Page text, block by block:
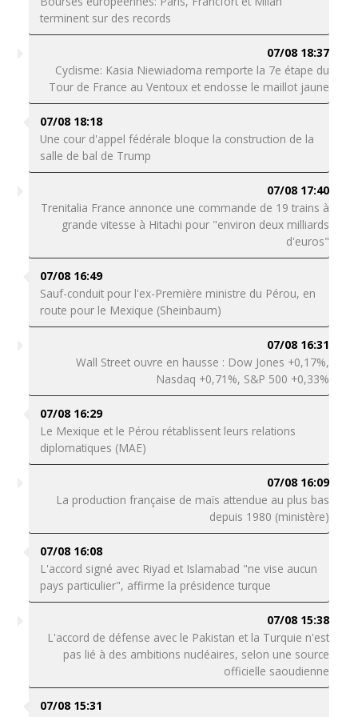
terminent sur des records
07/08 18:37
Cyclisme: Kasia Niewiadoma remporte la 7e étape du
Tour de France au Ventoux et endosse le maillot jaune
07/08 18:18
Une cour d'appel fédérale bloque la construction de la
salle de bal de Trump
07/08 17:40
Trenitalia France annonce une commande de 19 trains à
grande vitesse à Hitachi pour "environ deux milliards
d'euros"
07/08 16:49
Sauf-conduit pour l'ex-Première ministre du Pérou, en
route pour le Mexique (Sheinbaum)
07/08 16:31
Wall Street ouvre en hausse : Dow Jones +0,17%,
Nasdaq +0,71%, S&P 500 +0,33%
07/08 16:29
Le Mexique et le Pérou rétablissent leurs relations
diplomatiques (MAE)
07/08 16:09
La production française de maïs attendue au plus bas
depuis 1980 (ministère)
07/08 16:08
L'accord signé avec Riyad et Islamabad "ne vise aucun
pays particulier", affirme la présidence turque
07/08 15:38
L'accord de défense avec le Pakistan et la Turquie n'est
pas lié à des ambitions nucléaires, selon une source
officielle saoudienne
07/08 15:31